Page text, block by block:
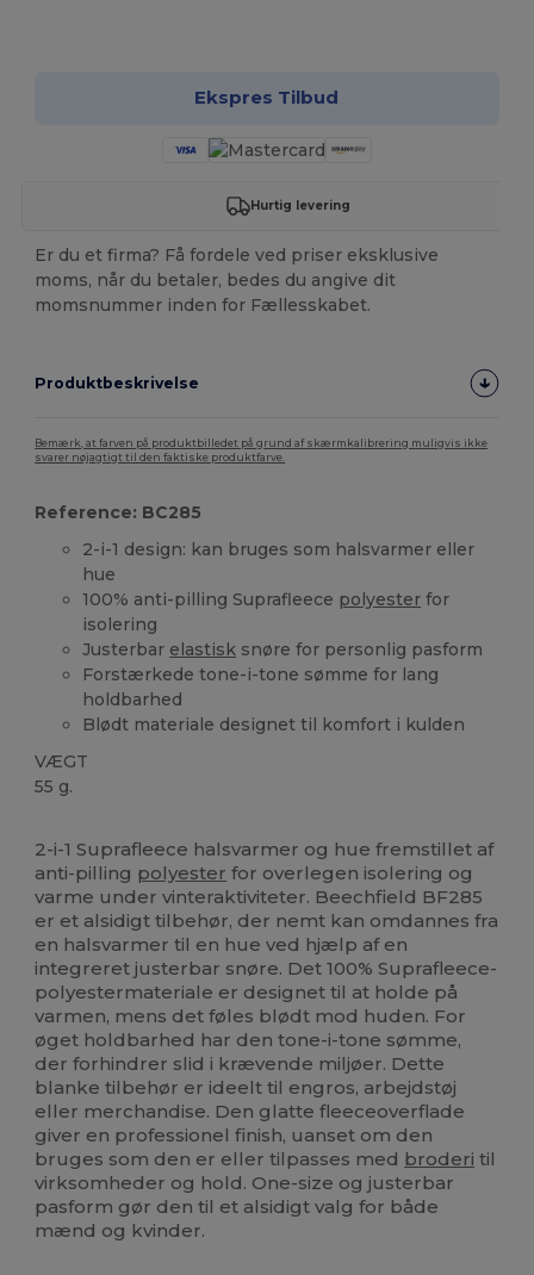
Ekspres Tilbud
Hurtig levering
Er du et firma? Få fordele ved priser eksklusive
moms, når du betaler, bedes du angive dit
momsnummer inden for Fællesskabet.
Produktbeskrivelse
Bemærk, at farven på produktbilledet på grund af skærmkalibrering muligvis ikke
svarer nøjagtigt til den faktiske produktfarve.
Reference: BC285
2-i-1 design: kan bruges som halsvarmer eller
hue
100% anti-pilling Suprafleece polyester for
isolering
Justerbar elastisk snøre for personlig pasform
Forstærkede tone-i-tone sømme for lang
holdbarhed
Blødt materiale designet til komfort i kulden
VÆGT
55 g.
2-i-1 Suprafleece halsvarmer og hue fremstillet af
anti-pilling polyester for overlegen isolering og
varme under vinteraktiviteter. Beechfield BF285
er et alsidigt tilbehør, der nemt kan omdannes fra
en halsvarmer til en hue ved hjælp af en
integreret justerbar snøre. Det 100% Suprafleece-
polyestermateriale er designet til at holde på
varmen, mens det føles blødt mod huden. For
øget holdbarhed har den tone-i-tone sømme,
der forhindrer slid i krævende miljøer. Dette
blanke tilbehør er ideelt til engros, arbejdstøj
eller merchandise. Den glatte fleeceoverflade
giver en professionel finish, uanset om den
bruges som den er eller tilpasses med broderi til
virksomheder og hold. One-size og justerbar
pasform gør den til et alsidigt valg for både
mænd og kvinder.